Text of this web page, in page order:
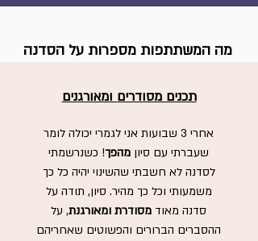
תכנים מסודרים ומאורגנים
אחרי 3 שבועות אני לגמרי יכולה לומר
שעברתי עם סיון מהפך! כשנרשמתי
לסדנה לא חשבתי שהשינוי יהיה כל כך
משמעותי וכל כך מהיר. סיון, תודה על
סדנה מאוד מסודרת ומאורגנת, על
ההסברים הברורים והפשוטים שאחריהם